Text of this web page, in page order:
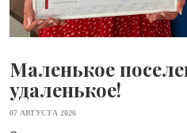
Маленькое
удаленькое!
07 АВГУСТА 2026